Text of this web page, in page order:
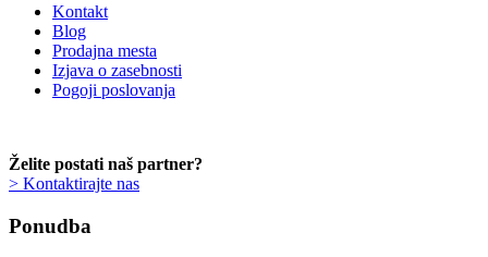
Kontakt
Blog
Prodajna mesta
Izjava o zasebnosti
Pogoji poslovanja
Želite postati naš partner?
> Kontaktirajte nas
Ponudba